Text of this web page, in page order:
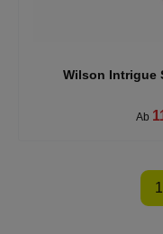
Wilson Intrigue
Ab
1